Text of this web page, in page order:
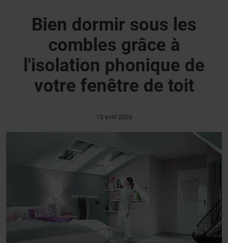
Bien dormir sous les
combles grâce à
l'isolation phonique de
votre fenêtre de toit
15 avril 2026